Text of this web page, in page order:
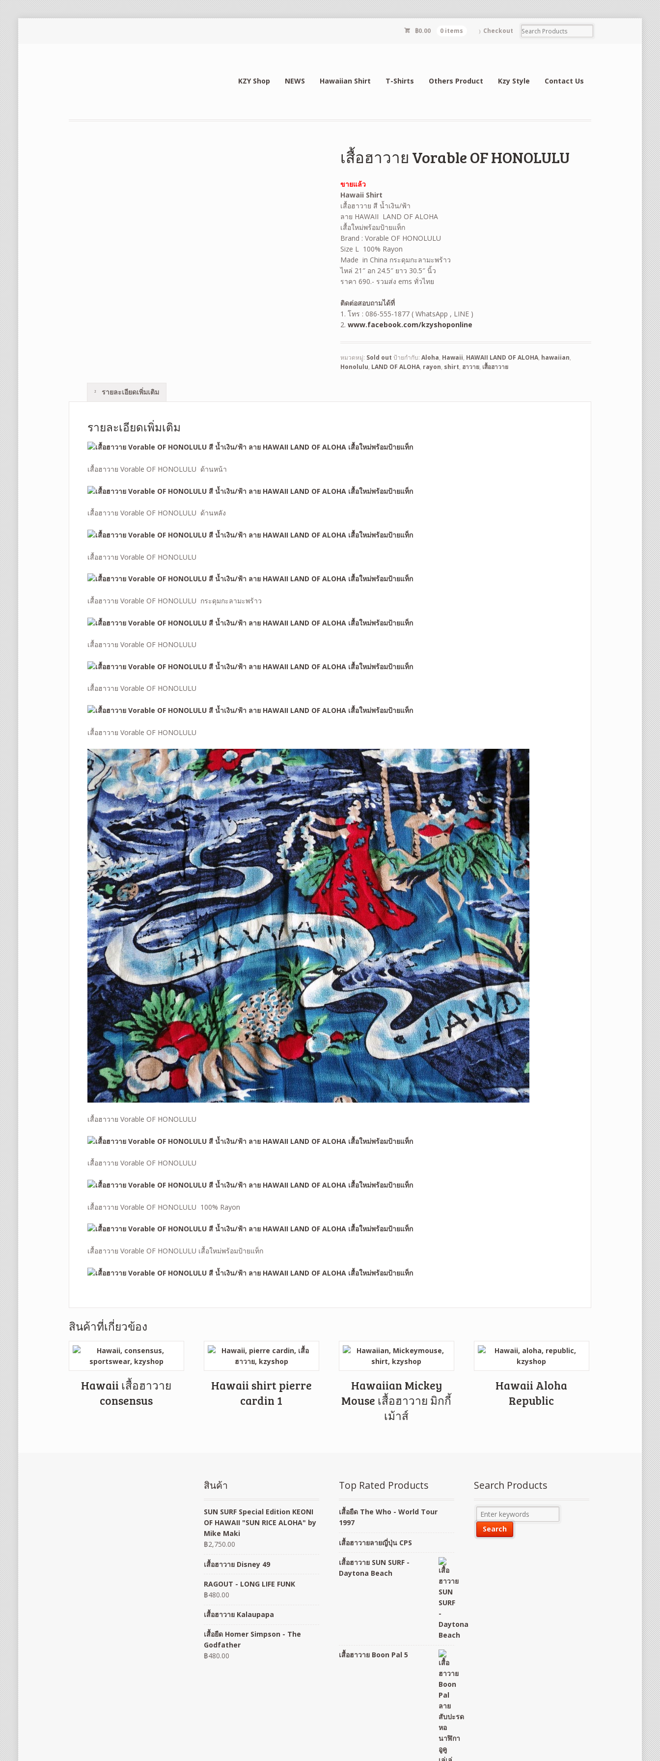
฿0.00 0 items Checkout
KZY Shop NEWS Hawaiian Shirt T-Shirts Others Product Kzy Style Contact Us
เสื้อฮาวาย Vorable OF HONOLULU
ขายแล้ว
Hawaii Shirt
เสื้อฮาวาย สี น้ำเงิน/ฟ้า
ลาย HAWAII LAND OF ALOHA
เสื้อใหม่พร้อมป้ายแท็ก
Brand : Vorable OF HONOLULU
Size L 100% Rayon
Made in China กระดุมกะลามะพร้าว
ไหล่ 21″ อก 24.5″ ยาว 30.5″ นิ้ว
ราคา 690.- รวมส่ง ems ทั่วไทย
ติดต่อสอบถามได้ที่
1. โทร : 086-555-1877 ( WhatsApp , LINE )
2.www.facebook.com/kzyshoponline
หมวดหมู่: Sold out ป้ายกำกับ:Aloha, Hawaii, HAWAII LAND OF ALOHA, hawaiian,
Honolulu, LAND OF ALOHA, rayon, shirt, ฮาวาย, เสื้อฮาวาย
รายละเอียดเพิ่มเติม
รายละเอียดเพิ่มเติม
เสื้อฮาวาย Vorable OF HONOLULU ด้านหน้า
เสื้อฮาวาย Vorable OF HONOLULU ด้านหลัง
เสื้อฮาวาย Vorable OF HONOLULU
เสื้อฮาวาย Vorable OF HONOLULU กระดุมกะลามะพร้าว
เสื้อฮาวาย Vorable OF HONOLULU
เสื้อฮาวาย Vorable OF HONOLULU
เสื้อฮาวาย Vorable OF HONOLULU
เสื้อฮาวาย Vorable OF HONOLULU
เสื้อฮาวาย Vorable OF HONOLULU
เสื้อฮาวาย Vorable OF HONOLULU 100% Rayon
เสื้อฮาวาย Vorable OF HONOLULU เสื้อใหม่พร้อมป้ายแท็ก
สินค้าที่เกี่ยวข้อง
Hawaii เสื้อฮาวาย
consensus
Hawaii shirt pierre
cardin 1
Hawaiian Mickey
Mouse เสื้อฮาวาย มิกกี้
เม้าส์
Hawaii Aloha
Republic
สินค้า
SUN SURF Special Edition KEONI
OF HAWAII "SUN RICE ALOHA" by
Mike Maki
฿2,750.00
เสื้อฮาวาย Disney 49
RAGOUT - LONG LIFE FUNK
฿480.00
เสื้อฮาวาย Kalaupapa
เสื้อยืด Homer Simpson - The
Godfather
฿480.00
Top Rated Products
เสื้อยืด The Who - World Tour
1997
เสื้อฮาวายลายญี่ปุ่น CPS
เสื้อฮาวาย SUN SURF -
Daytona Beach
เสื้อฮาวาย Boon Pal 5
Search Products